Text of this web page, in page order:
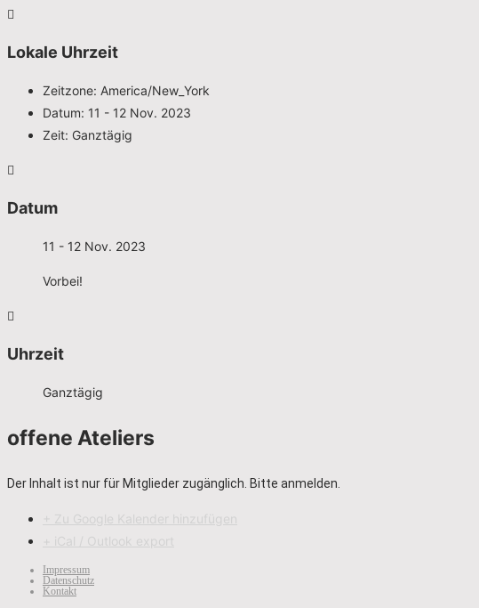
Lokale Uhrzeit
Zeitzone: America/New_York
Datum: 11 - 12 Nov. 2023
Zeit: Ganztägig
Datum
11 - 12 Nov. 2023
Vorbei!
Uhrzeit
Ganztägig
offene Ateliers
Der Inhalt ist nur für Mitglieder zugänglich. Bitte anmelden.
+ Zu Google Kalender hinzufügen
+ iCal / Outlook export
Impressum
Datenschutz
Kontakt